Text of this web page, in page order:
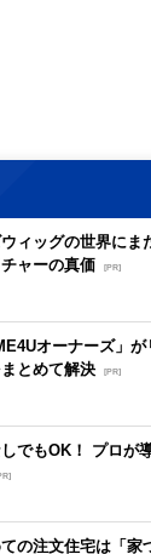
ウィッグの世界に
チャーの真価 [PR]
オーナーズ」
とめて解決 [PR]
でもOK！ プロが
の注文住宅は「家